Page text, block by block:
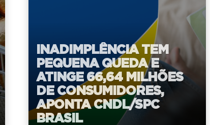
INADIMPLÊNCIA TEM
PEQUENA QUEDA E
ATINGE 66,64 MILHÕES
DE CONSUMIDORES,
APONTA CNDL/SPC
BRASIL